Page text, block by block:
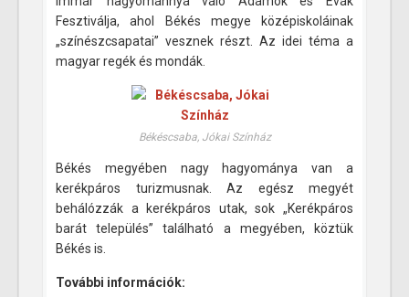
Fesztiválja, ahol Békés megye középiskoláinak
„színészcsapatai” vesznek részt. Az idei téma a
magyar regék és mondák.
Békéscsaba, Jókai Színház
Békés megyében nagy hagyománya van a
kerékpáros turizmusnak. Az egész megyét
behálózzák a kerékpáros utak, sok „Kerékpáros
barát település” található a megyében, köztük
Békés is.
További információk: